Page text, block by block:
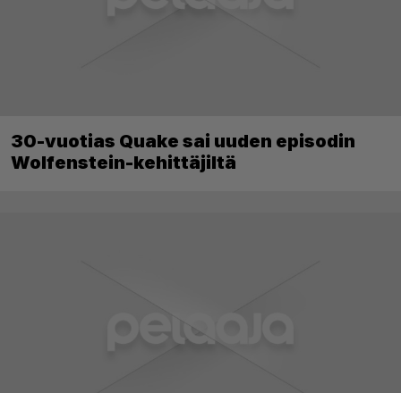
30-vuotias Quake sai uuden episodin
Wolfenstein-kehittäjiltä